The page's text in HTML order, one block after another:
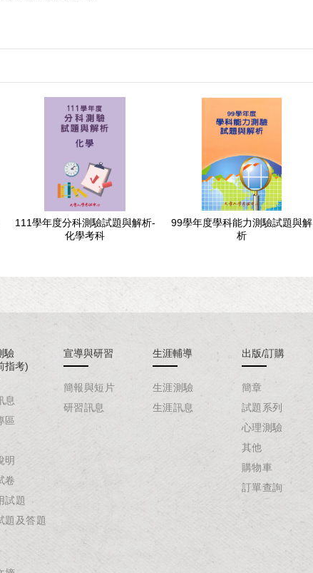
111學年度分科測驗試題與解析-
化學考科
99學年度學科能力測驗試題與解
析
驗
指考)
息
區
明
卷
試題
題及答題
宣導與研習
簡報與短片
研習訊息
生涯輔導
生涯測驗
生涯訊息
出版/訂購
簡章
試題系列
心理測驗
其他
購物車
訂單查詢